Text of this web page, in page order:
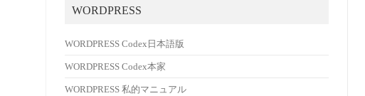
WORDPRESS
WORDPRESS Codex日本語版
WORDPRESS Codex本家
WORDPRESS 私的マニュアル